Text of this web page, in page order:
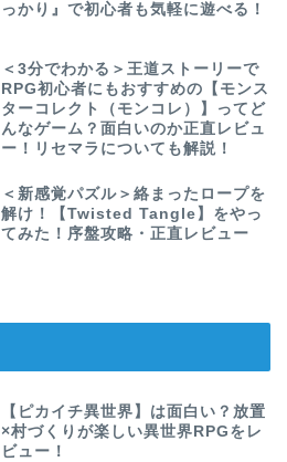
っかり』で初心者も気軽に遊べる！
＜3分でわかる＞王道ストーリーで
RPG初心者にもおすすめの【モンス
ターコレクト（モンコレ）】ってど
んなゲーム？面白いのか正直レビュ
ー！リセマラについても解説！
＜新感覚パズル＞絡まったロープを
解け！【Twisted Tangle】をやっ
てみた！序盤攻略・正直レビュー
【ピカイチ異世界】は面白い？放置
×村づくりが楽しい異世界RPGをレ
ビュー！